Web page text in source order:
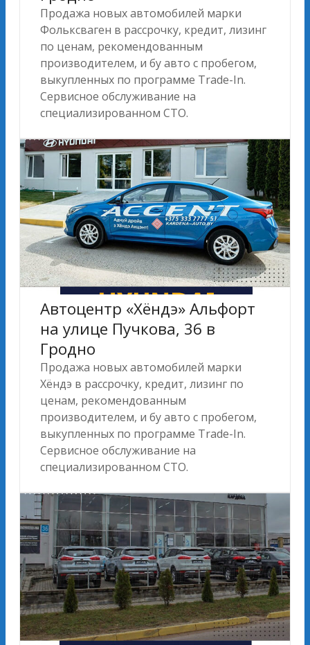
Продажа новых автомобилей марки
Фольксваген в рассрочку, кредит, лизинг
по ценам, рекомендованным
производителем, и бу авто с пробегом,
выкупленных по программе Trade-In.
Сервисное обслуживание на
специализированном СТО.
Автоцентр «Хёндэ» Альфорт
на улице Пучкова, 36 в
Гродно
Продажа новых автомобилей марки
Хёндэ в рассрочку, кредит, лизинг по
ценам, рекомендованным
производителем, и бу авто с пробегом,
выкупленных по программе Trade-In.
Сервисное обслуживание на
специализированном СТО.